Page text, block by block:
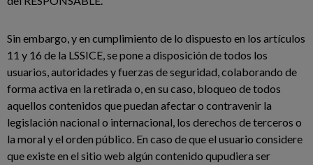
Sin embargo, y en cumplimiento de lo dispuesto en los artículos
11 y 16 de la LSSICE, se pone a disposición de todos los
usuarios, autoridades y fuerzas de seguridad, colaborando de
forma activa en la retirada o, en su caso, bloqueo de todos
aquellos contenidos que puedan afectar o contravenir la
legislación nacional o internacional, los derechos de terceros o
la moral y el orden público. En caso de que el usuario considere
que existe en el sitio web algún contenido qupudiera ser